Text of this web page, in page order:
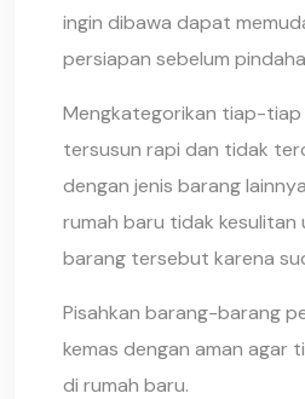
ingin dibawa dapat
persiapan sebelum
Mengkategorikan tiap-tiap
tersusun rapi dan tidak
dengan jenis barang
rumah baru tidak kesulitan
barang tersebut karena
Pisahkan barang-barang
kemas dengan aman agar
di rumah baru.